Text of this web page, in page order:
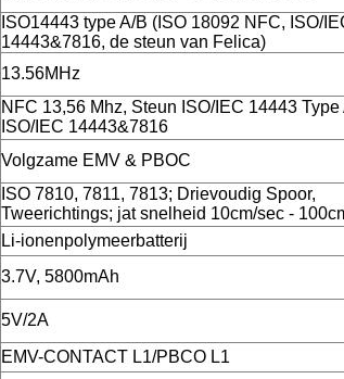
ISO14443 type A/B (ISO 18092 NFC, ISO/
14443&7816, de steun van Felica)
13.56MHz
NFC 13,56 Mhz, Steun ISO/IEC 14443 Type
ISO/IEC 14443&7816
Volgzame EMV & PBOC
ISO 7810, 7811, 7813; Drievoudig Spoor,
Tweerichtings; jat snelheid 10cm/sec -
Li-ionenpolymeerbatterij
3.7V, 5800mAh
5V/2A
EMV-CONTACT L1/PBCO L1